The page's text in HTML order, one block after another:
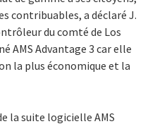
contribuables, a déclaré J.
du comté de Los
AMS Advantage 3 car elle
la plus économique et la
la suite logicielle AMS